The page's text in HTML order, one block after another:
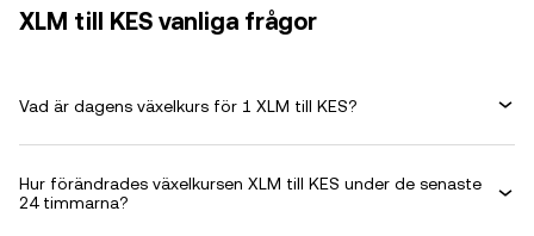
XLM till KES vanliga frågor
Vad är dagens växelkurs för 1 XLM till KES?
Hur förändrades växelkursen XLM till KES under de senaste
24 timmarna?